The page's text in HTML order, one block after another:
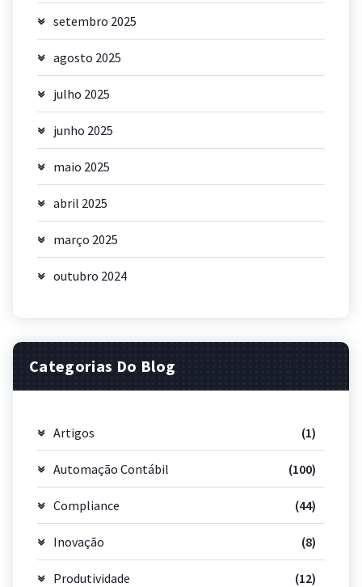
setembro 2025
agosto 2025
julho 2025
junho 2025
maio 2025
abril 2025
março 2025
outubro 2024
Categorias Do Blog
Artigos (1)
Automação Contábil (100)
Compliance (44)
Inovação (8)
Produtividade (12)